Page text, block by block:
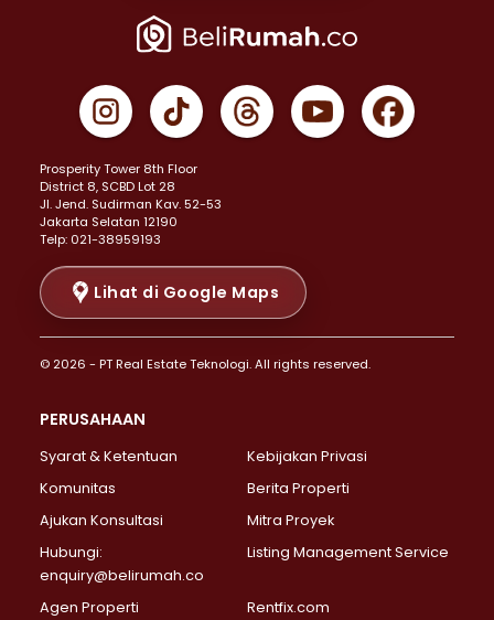
Properti Dijual di Jakarta Pusat >
Properti Dijual di Gambir >
Properti Dijual di Johar Baru >
Properti Dijual di Menteng >
Properti Dijual di Senen >
Properti Dijual di Tanah Abang >
Properti Dijual di Cikini >
Properti Dijual di Kramat >
Properti Dijual di Pasar Baru >
Properti Dijual di Bendungan Hilir >
Properti Dijual di Jakarta Selatan >
Properti Dijual di Lebak Bulus >
Properti Dijual di Gandaria Selatan >
Properti Dijual di Pondok Labu >
Properti Dijual di Lenteng Agung >
Properti Dijual di Senayan >
Properti Dijual di Pondok Pinang >
Prosperity Tower 8th Floor
District 8, SCBD Lot 28
JI. Jend. Sudirman Kav. 52-53
Jakarta Selatan 12190
Telp: 021-38959193
Lihat di Google Maps
© 2026 - PT Real Estate Teknologi. All rights reserved.
PERUSAHAAN
Syarat & Ketentuan
Kebijakan Privasi
Komunitas
Berita Properti
Ajukan Konsultasi
Mitra Proyek
Hubungi:
enquiry@belirumah.co
Listing Management Service
Agen Properti Rentfix.com